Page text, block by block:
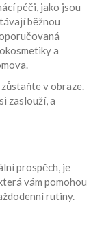
péči, jako jsou
běžnou
a
zůstaňte v obraze.
zaslouží, a
prospěch, je
vám pomohou
rutiny.